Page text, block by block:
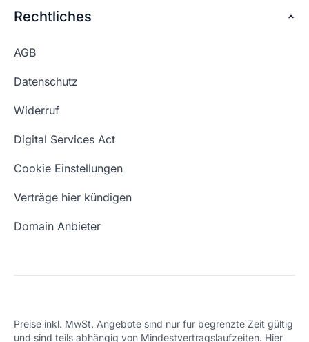
Impressum
Blog
Domain sichern
FAQ + Hilfe
Whois Domain
Rechtliches
AGB
Datenschutz
Widerruf
Digital Services Act
Cookie Einstellungen
Verträge hier kündigen
Domain Anbieter
Preise inkl. MwSt. Angebote sind nur für begrenzte Zeit gültig
und sind teils abhängig von Mindestvertragslaufzeiten. Hier